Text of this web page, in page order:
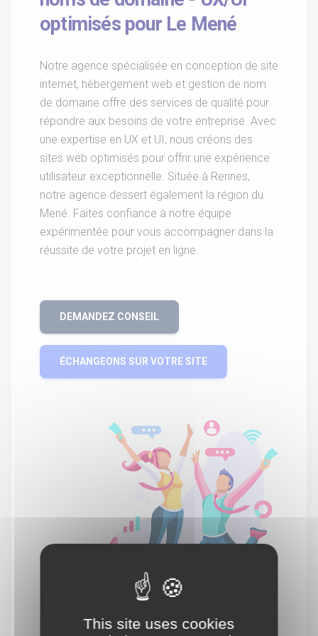
optimisés pour Le Mené
Notre agence spécialisée en conception de site
internet, hébergement web et gestion de nom
de domaine offre des services de qualité pour
répondre aux besoins de votre entreprise. Avec
une expertise en UX et UI, nous créons des
sites web optimisés pour offrir une expérience
utilisateur exceptionnelle. Située à Rennes,
notre agence dessert également la région du
Mené. Faites confiance à notre équipe
expérimentée pour vous accompagner dans la
réussite de votre projet en ligne.
DEMANDEZ CONSEIL
ÉCHANGEONS SUR VOTRE SITE
This site uses cookies